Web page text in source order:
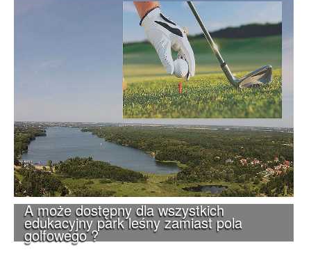
A może dostępny dla wszystkich
edukacyjny park leśny zamiast pola
golfowego ?